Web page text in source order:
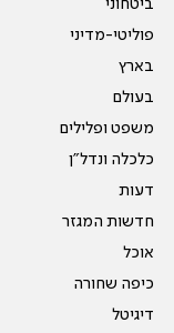
ביטחוני
פוליטי-מדיני
בארץ
בעולם
משפט ופלילים
כלכלה ונדל"ן
דעות
חדשות המגזר
אוכל
כיפה שחורה
דיגיטל